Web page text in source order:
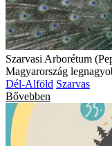
Szarvasi Arborétum
Magyarország
Dél-Alföld Szarvas
Bővebben